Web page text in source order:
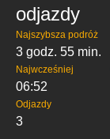
odjazdy
Najszybsza podróż
3 godz. 55 min.
Najwcześniej
06:52
Odjazdy
3